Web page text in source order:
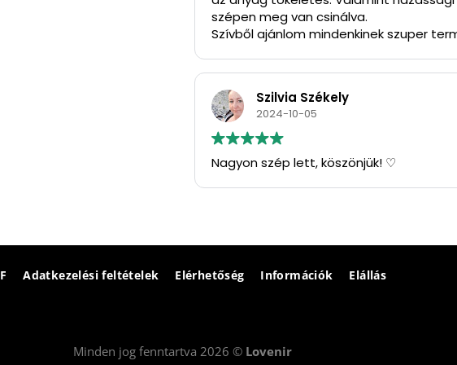
szépen meg van csinálva.
Szívből ajánlom mindenkinek szuper
Szilvia Székely
2024-10-05
Nagyon szép lett, köszönjük! ♡
Adatkezelési feltételek Elérhetőség Információk Elállás
Minden jog fenntartva 2026 © Lovenir